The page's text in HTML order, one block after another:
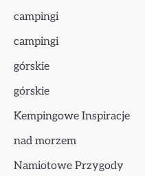
campingi
campingi
górskie
górskie
Kempingowe Inspiracje
nad morzem
Namiotowe Przygody